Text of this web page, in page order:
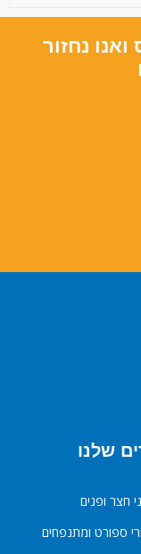
נחזור
שלנו
חצר ופנים
ספורט ומתנפחים